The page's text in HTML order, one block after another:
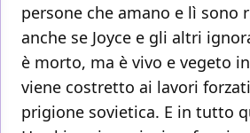
persone che amano e lì sono
anche se Joyce e gli altri
è morto, ma è vivo e vegeto
viene costretto ai lavori
prigione sovietica. E in tutto